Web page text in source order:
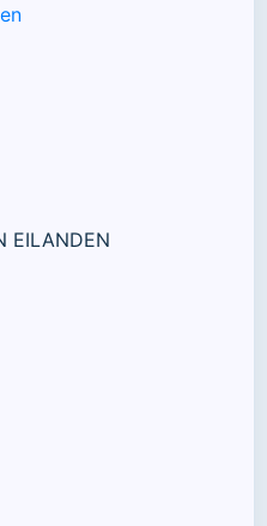
EILANDEN